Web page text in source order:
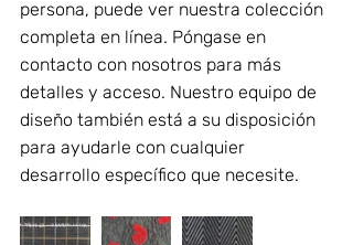
persona, puede ver nuestra colección
completa en línea. Póngase en
contacto con nosotros para más
detalles y acceso. Nuestro equipo de
diseño también está a su disposición
para ayudarle con cualquier
desarrollo específico que necesite.